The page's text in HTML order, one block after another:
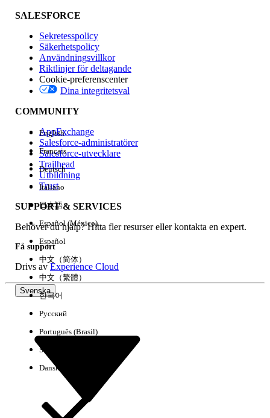
Funktionspåverkan
Version
Händelse
Rensa alla Klart
SALESFORCE
Sekretesspolicy
Säkerhetspolicy
Användningsvillkor
Riktlinjer för deltagande
Cookie-preferenscenter
Dina integritetsval
COMMUNITY
AppExchange
Salesforce-administratörer
Salesforce-utvecklare
Trailhead
Utbildning
Trust
SUPPORT & SERVICES
Behöver du hjälp? Hitta fler resurser eller kontakta en expert.
Få support
Drivs avExperience Cloud
Svenska
English
Français
Deutsch
Italiano
日本語
Español (México)
Español
中文（简体）
中文（繁體）
한국어
Русский
Português (Brasil)
Suomi
Dansk